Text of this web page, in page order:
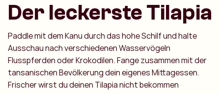
Der leckerste Tilapia
Paddle mit dem Kanu durch das hohe Schilf und halte
Ausschau nach verschiedenen Wasservögeln
Flusspferden oder Krokodilen. Fange zusammen mit der
tansanischen Bevölkerung dein eigenes Mittagessen.
Frischer wirst du deinen Tilapia nicht bekommen